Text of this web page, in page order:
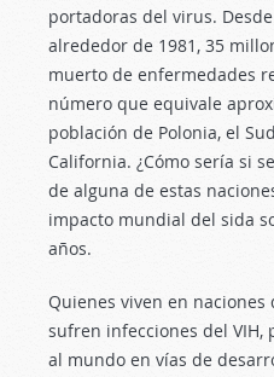
portadoras del virus.
alrededor de 1981, 35
muerto de enfermedades
número que equivale
población de Polonia, el
California. ¿Cómo sería si
de alguna de estas
impacto mundial del sida
años.
Quienes viven en
sufren infecciones del
al mundo en vías de